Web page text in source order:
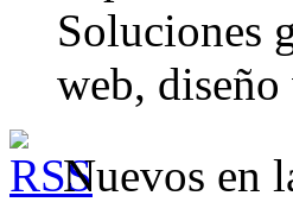
Soluciones
web, diseño
Nuevos en